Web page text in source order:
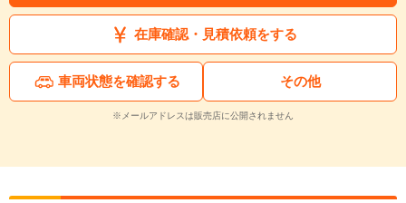
在庫確認・見積依頼をする
車両状態を確認する その他
※メールアドレスは販売店に公開されません